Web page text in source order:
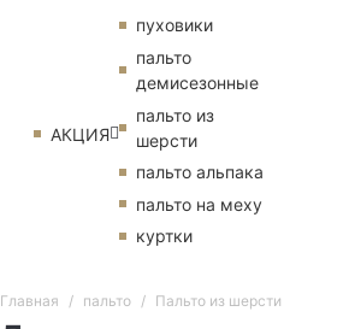
АКЦИЯ
пуховики
пальто
демисезонные
пальто из
шерсти
пальто альпака
пальто на меху
куртки
Главная пальто Пальто из шерсти